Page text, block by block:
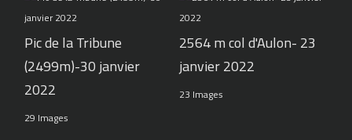
Pic de la Tribune
(2499m)-30 janvier
2022
29 Images
2564 m col d'Aulon- 23
janvier 2022
23 Images